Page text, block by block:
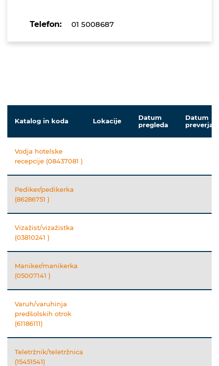
Telefon: 01 5008687
Katalog in koda Lokacije
Datum
pregleda
Datum
Vodja hotelske
recepcije (08437081 )
Pediker/pedikerka
(86286751 )
Vizažist/vizažistka
(03810241 )
Maniker/manikerka
(05007141 )
Varuh/varuhinja
predšolskih otrok
(61186111)
Teletržnik/teletržnica
(15451541)